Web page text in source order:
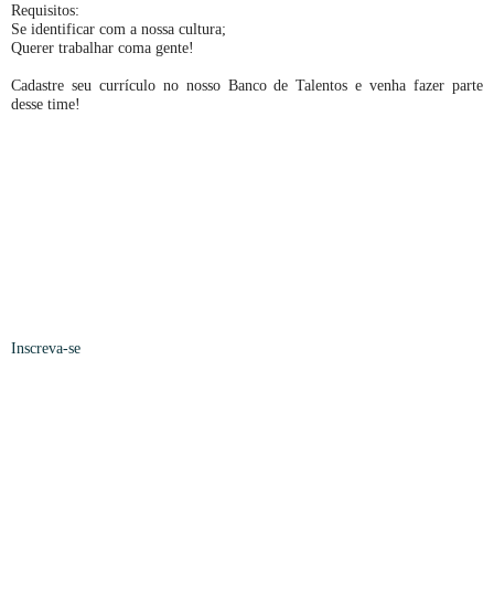
Requisitos:
Se identificar com a nossa cultura;
Querer trabalhar coma gente!
Cadastre seu currículo no nosso Banco de Talentos e venha fazer parte
desse time!
Inscreva-se